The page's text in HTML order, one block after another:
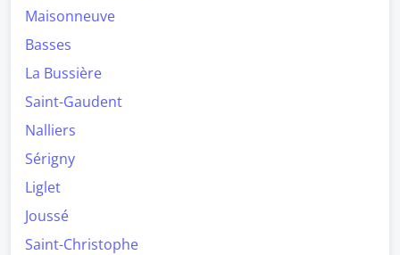
Maisonneuve
Basses
La Bussière
Saint-Gaudent
Nalliers
Sérigny
Liglet
Joussé
Saint-Christophe